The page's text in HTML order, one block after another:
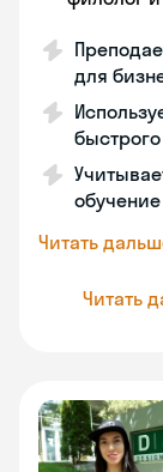
для
Читать
Читать